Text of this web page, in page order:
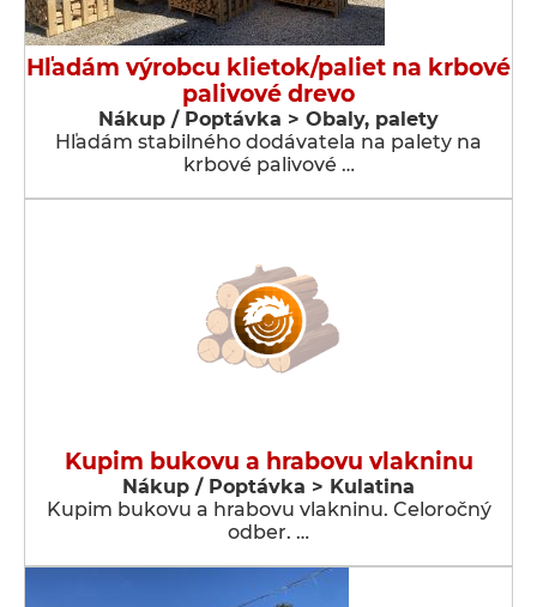
Hľadám výrobcu klietok/paliet na krbové
palivové drevo
Nákup / Poptávka > Obaly, palety
Hľadám stabilného dodávatela na palety na
krbové palivové …
Kupim bukovu a hrabovu vlakninu
Nákup / Poptávka > Kulatina
Kupim bukovu a hrabovu vlakninu. Celoročný
odber. …